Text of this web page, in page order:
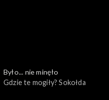
Było... nie minęło
Gdzie te mogiły? Sokołda